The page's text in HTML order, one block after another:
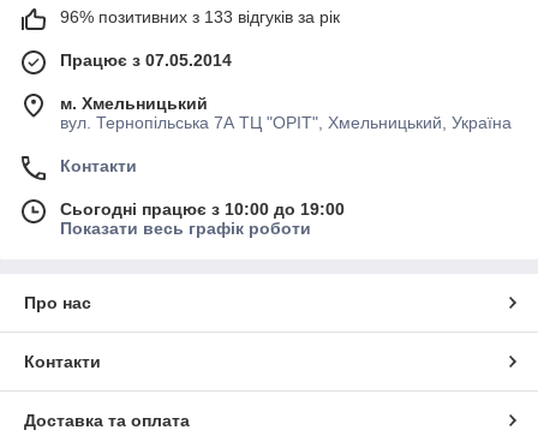
96% позитивних з 133 відгуків за рік
Працює з 07.05.2014
м. Хмельницький
вул. Тернопільська 7А ТЦ "ОРІТ", Хмельницький, Україна
Контакти
Сьогодні працює з 10:00 до 19:00
Показати весь графік роботи
Про нас
Контакти
Доставка та оплата